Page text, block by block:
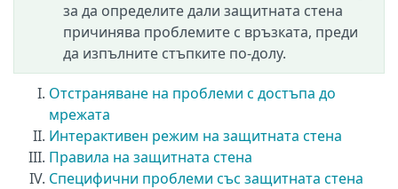
за да определите дали защитната стена
причинява проблемите с връзката, преди
да изпълните стъпките по-долу.
Отстраняване на проблеми с достъпа до
мрежата
Интерактивен режим на защитната стена
Правила на защитната стена
Специфични проблеми със защитната стена